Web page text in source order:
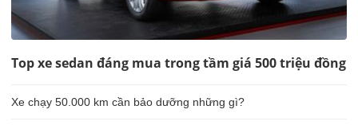
Top xe sedan đáng mua trong tầm giá 500 triệu đồng
Xe chạy 50.000 km cần bảo dưỡng những gì?